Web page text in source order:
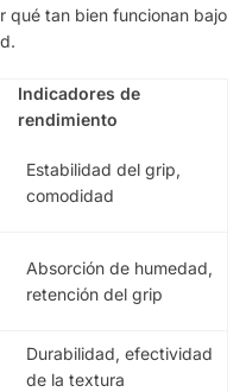
qué tan bien funcionan bajo
Indicadores de
rendimiento
Estabilidad del grip,
comodidad
Absorción de humedad,
retención del grip
Durabilidad, efectividad
de la textura